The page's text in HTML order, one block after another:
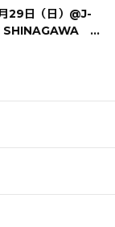
29日（日）@J-
SHINAGAWA 八